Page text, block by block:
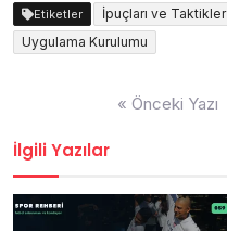
Etiketler İpuçları ve Taktikler
Uygulama Kurulumu
« Önceki Yazı
İlgili Yazılar